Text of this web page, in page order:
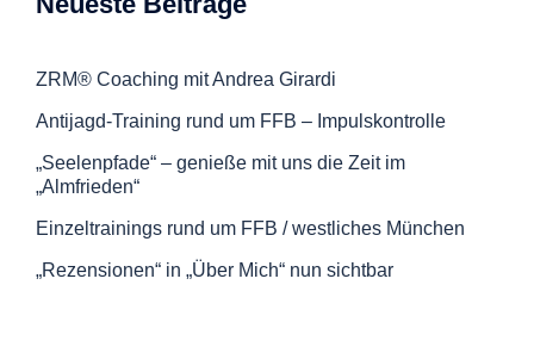
ZRM® Coaching mit Andrea Girardi
Antijagd-Training rund um FFB – Impulskontrolle
„Seelenpfade“ – genieße mit uns die Zeit im
„Almfrieden“
Einzeltrainings rund um FFB / westliches München
„Rezensionen“ in „Über Mich“ nun sichtbar